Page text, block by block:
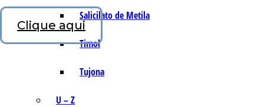
Salicilato de Metila
Timol
Tujona
U – Z
Clique aqui